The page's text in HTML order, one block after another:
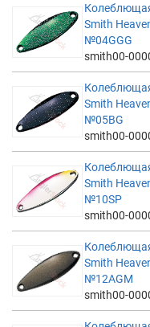
Smith
№04GGG
smith00-
Smith
№05BG
smith00-
Smith
№10SP
smith00-
Smith
№12AGM
smith00-